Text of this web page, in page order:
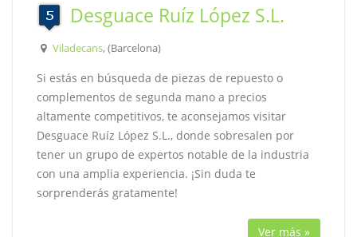
Desguace Ruíz López S.L.
Viladecans, (Barcelona)
Si estás en búsqueda de piezas de repuesto o
complementos de segunda mano a precios
altamente competitivos, te aconsejamos visitar
Desguace Ruíz López S.L., donde sobresalen por
tener un grupo de expertos notable de la industria
con una amplia experiencia. ¡Sin duda te
sorprenderás gratamente!
Ver más »